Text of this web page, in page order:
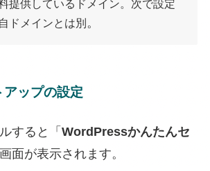
提供しているドメイン。次で設定
ドメインとは別。
ップの設定
すると「 WordPressかんたんセ
面が表示されます。